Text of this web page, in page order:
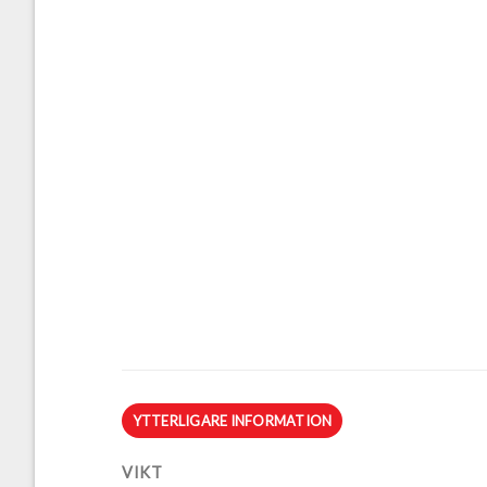
YTTERLIGARE INFORMATION
VIKT